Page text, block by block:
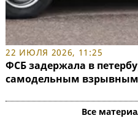
22 ИЮЛЯ 2026, 11:25
ФСБ задержала в
самодельным взрывным
Все